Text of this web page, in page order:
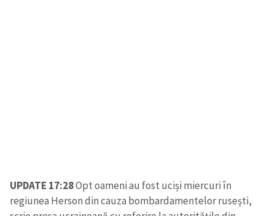
UPDATE 17:28Opt oameni au fost uciși miercuri în
regiunea Herson din cauza bombardamentelor rusești,